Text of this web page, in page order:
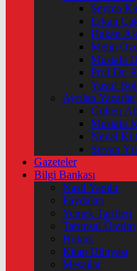
Şeyma
Erkan
Hakan
Metin
Mustafa
Prof Dr.
Yusuf
Ayrılan Yazarlar
Gülten
Mustafa
Neval
Şirvan
Gazeteler
Bilgi Bankası
Nasıl Yapılır
Faydaları
Yemek Tarifleri
Tarımsal Üretim
Hukuk
Kitap Dünyası
Mesajlar